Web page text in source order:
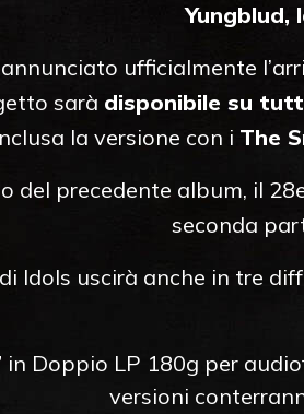
Yungblud,
ufficialmente
sarà disponibile su
la versione con i The
del precedente album, il
seconda
Idols uscirà anche in tre
in Doppio LP 180g per
versioni